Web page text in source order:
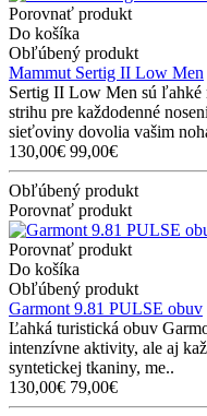
Porovnať produkt
Do košíka
Obľúbený produkt
Mammut Sertig II Low Men
Sertig II Low Men sú ľahké
strihu pre každodenné
sieťoviny dovolia vašim
130,00€ 99,00€
Obľúbený produkt
Porovnať produkt
Porovnať produkt
Do košíka
Obľúbený produkt
Garmont 9.81 PULSE obuv
Ľahká turistická obuv
intenzívne aktivity, ale aj
syntetickej tkaniny, me..
130,00€ 79,00€